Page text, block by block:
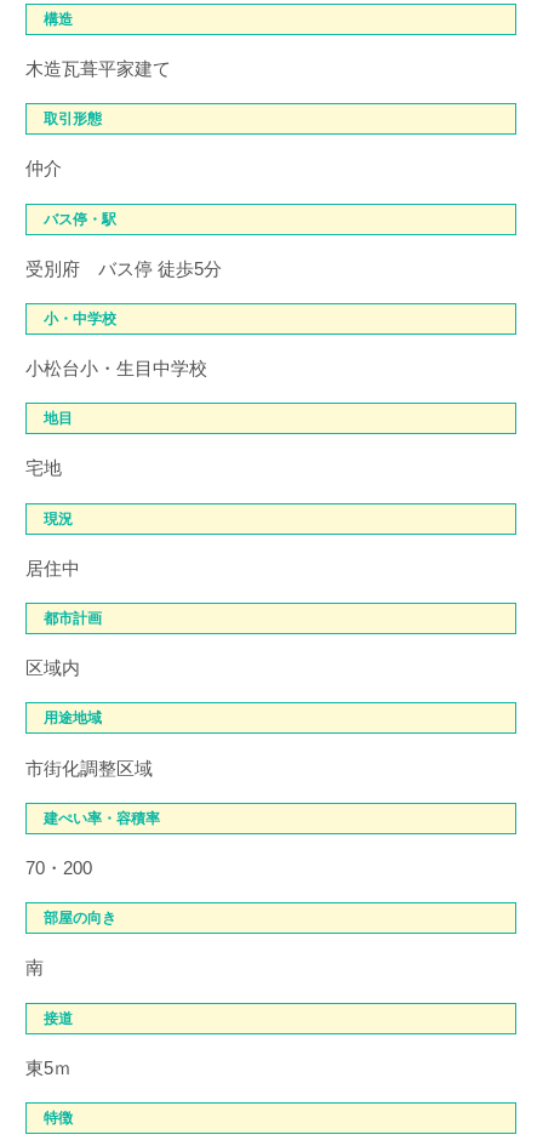
構造
木造瓦葺平家建て
取引形態
仲介
バス停・駅
受別府 バス停 徒歩5分
小・中学校
小松台小・生目中学校
地目
宅地
現況
居住中
都市計画
区域内
用途地域
市街化調整区域
建ぺい率・容積率
70・200
部屋の向き
南
接道
東5ｍ
特徴